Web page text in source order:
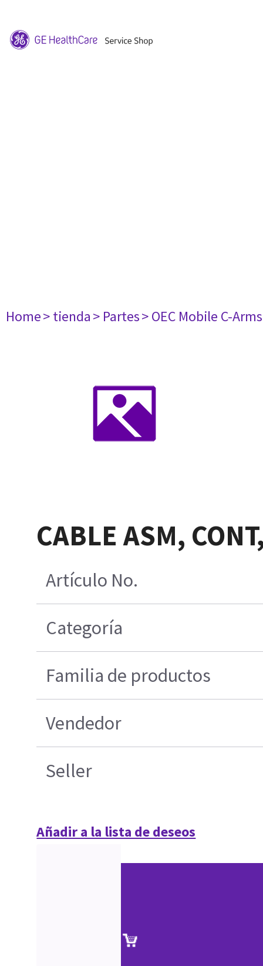
Home> tienda> Partes> OEC Mobile C-Arms
CABLE ASM,
Artículo No.
Categoría
Familia de productos
Vendedor
Seller
Añadir a la lista de deseos